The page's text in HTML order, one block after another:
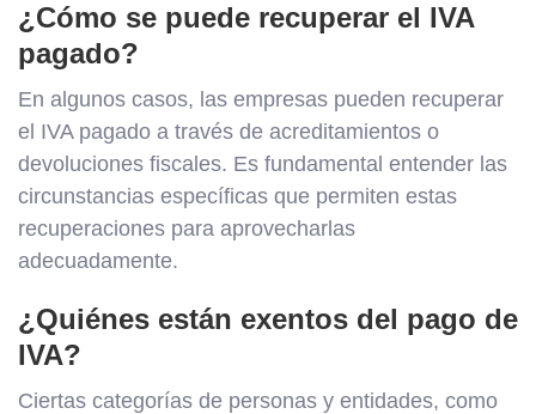
¿Cómo se puede recuperar el IVA
pagado?
En algunos casos, las empresas pueden recuperar
el IVA pagado a través de acreditamientos o
devoluciones fiscales. Es fundamental entender las
circunstancias específicas que permiten estas
recuperaciones para aprovecharlas
adecuadamente.
¿Quiénes están exentos del pago de
IVA?
Ciertas categorías de personas y entidades, como